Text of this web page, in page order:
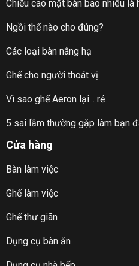
Chiều cao mặt bàn bao nhiêu là
Ngồi thế nào cho đúng?
Các loại bàn nâng hạ
Ghế cho người thoát vị
Vì sao ghế Aeron lại... rẻ
5 sai lầm thường gặp làm bạn
Cửa hàng
Bàn làm việc
Ghế làm việc
Ghế thư giãn
Dụng cụ bàn ăn